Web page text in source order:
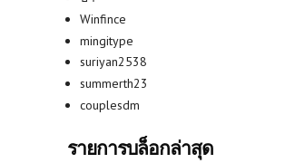
Winfince
mingitype
suriyan2538
summerth23
couplesdm
รายการบล็อกล่าสุด